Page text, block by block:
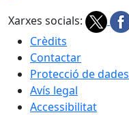
Xarxes socials:
Crèdits
Contactar
Protecció de dades
Avís legal
Accessibilitat